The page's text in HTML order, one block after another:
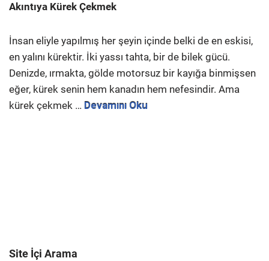
Akıntıya Kürek Çekmek
İnsan eliyle yapılmış her şeyin içinde belki de en eskisi,
en yalını kürektir. İki yassı tahta, bir de bilek gücü.
Denizde, ırmakta, gölde motorsuz bir kayığa binmişsen
eğer, kürek senin hem kanadın hem nefesindir. Ama
kürek çekmek … Devamını Oku
Site İçi Arama